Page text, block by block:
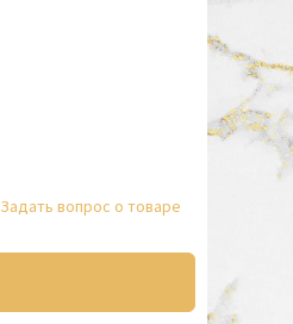
Задать вопрос о товаре